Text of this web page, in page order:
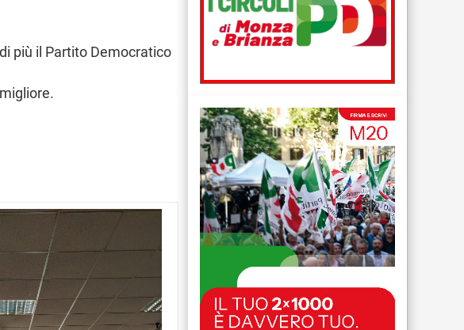
più il Partito Democratico